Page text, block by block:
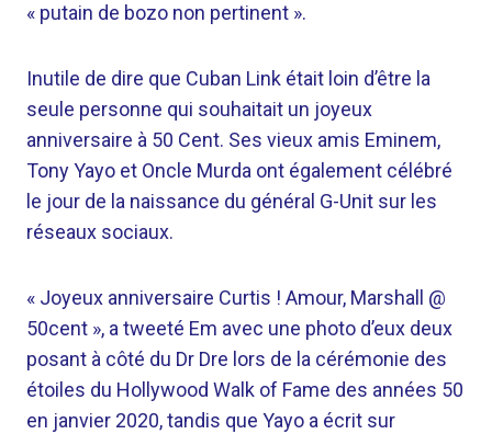
« putain de bozo non pertinent ».
Inutile de dire que Cuban Link était loin d’être la
seule personne qui souhaitait un joyeux
anniversaire à 50 Cent. Ses vieux amis Eminem,
Tony Yayo et Oncle Murda ont également célébré
le jour de la naissance du général G-Unit sur les
réseaux sociaux.
« Joyeux anniversaire Curtis ! Amour, Marshall @
50cent », a tweeté Em avec une photo d’eux deux
posant à côté du Dr Dre lors de la cérémonie des
étoiles du Hollywood Walk of Fame des années 50
en janvier 2020, tandis que Yayo a écrit sur